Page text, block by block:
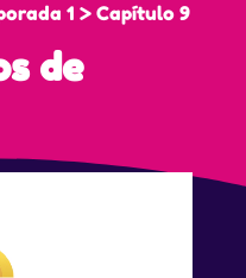
1 > Capítulo 9
de